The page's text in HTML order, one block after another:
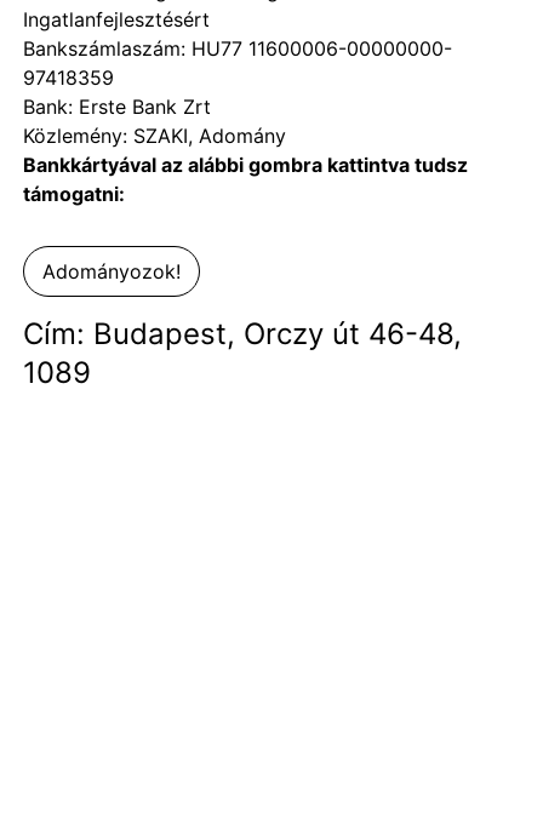
Ingatlanfejlesztésért
Bankszámlaszám: HU77 11600006-00000000-
97418359
Bank: Erste Bank Zrt
Közlemény: SZAKI, Adomány
Bankkártyával az alábbi gombra kattintva tudsz
támogatni:
Adományozok!
Cím: Budapest, Orczy út 46-48,
1089